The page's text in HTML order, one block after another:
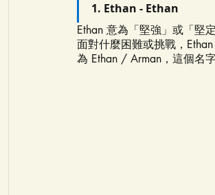
1. Ethan - Ethan
Ethan 意為「堅強」或「堅
面對什麼困難或挑戰，
為 Ethan / Arman，這個名